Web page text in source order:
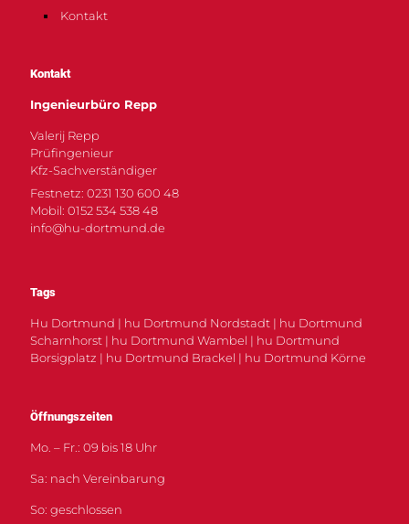
Kontakt
Kontakt
Ingenieurbüro Repp
Valerij Repp
Prüfingenieur
Kfz-Sachverständiger
Festnetz: 0231 130 600 48
Mobil: 0152 534 538 48
info@hu-dortmund.de
Tags
Hu Dortmund | hu Dortmund Nordstadt | hu Dortmund
Scharnhorst | hu Dortmund Wambel | hu Dortmund
Borsigplatz | hu Dortmund Brackel | hu Dortmund Körne
Öffnungszeiten
Mo. – Fr.: 09 bis 18 Uhr
Sa: nach Vereinbarung
So: geschlossen